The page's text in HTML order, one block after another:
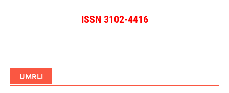
ISSN 3102-4416
UMRLI